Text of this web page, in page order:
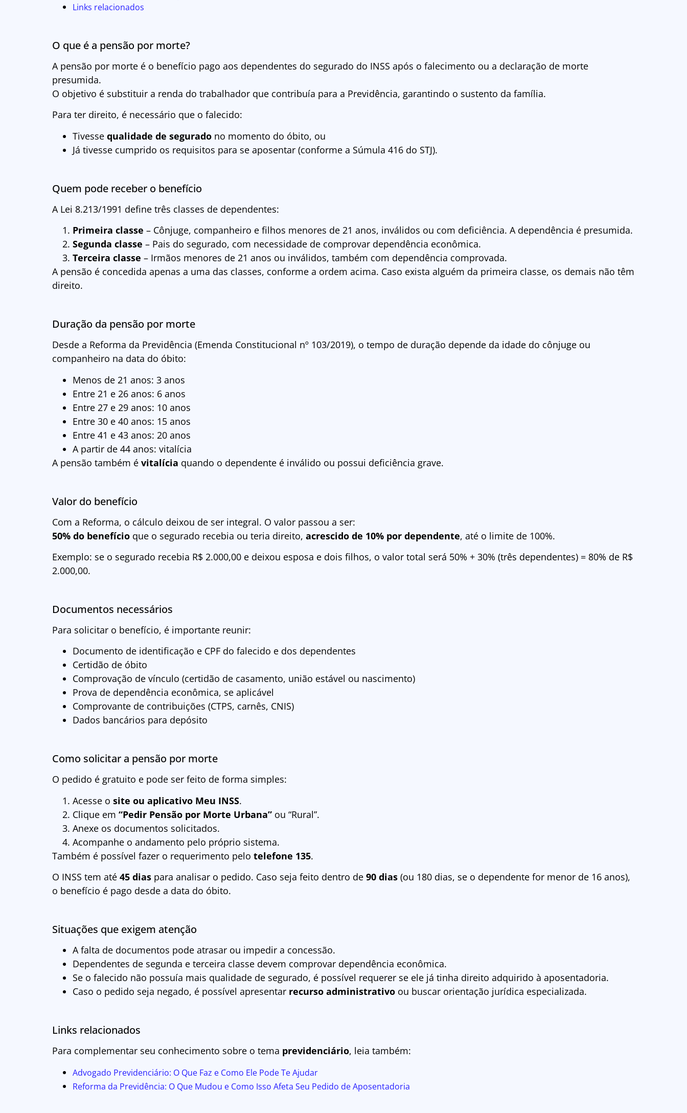
Links relacionados
O que é a pensão por morte?
A pensão por morte é o benefício pago aos dependentes do segurado do INSS após o falecimento ou a declaração de morte
presumida.
O objetivo é substituir a renda do trabalhador que contribuía para a Previdência, garantindo o sustento da família.
Para ter direito, é necessário que o falecido:
Tivesse qualidade de segurado no momento do óbito, ou
Já tivesse cumprido os requisitos para se aposentar (conforme a Súmula 416 do STJ).
Quem pode receber o benefício
A Lei 8.213/1991 define três classes de dependentes:
Primeira classe – Cônjuge, companheiro e filhos menores de 21 anos, inválidos ou com deficiência. A dependência é presumida.
Segunda classe – Pais do segurado, com necessidade de comprovar dependência econômica.
Terceira classe – Irmãos menores de 21 anos ou inválidos, também com dependência comprovada.
A pensão é concedida apenas a uma das classes, conforme a ordem acima. Caso exista alguém da primeira classe, os demais não têm
direito.
Duração da pensão por morte
Desde a Reforma da Previdência (Emenda Constitucional nº 103/2019), o tempo de duração depende da idade do cônjuge ou
companheiro na data do óbito:
Menos de 21 anos: 3 anos
Entre 21 e 26 anos: 6 anos
Entre 27 e 29 anos: 10 anos
Entre 30 e 40 anos: 15 anos
Entre 41 e 43 anos: 20 anos
A partir de 44 anos: vitalícia
A pensão também é vitalícia quando o dependente é inválido ou possui deficiência grave.
Valor do benefício
Com a Reforma, o cálculo deixou de ser integral. O valor passou a ser:
50% do benefício que o segurado recebia ou teria direito, acrescido de 10% por dependente, até o limite de 100%.
Exemplo: se o segurado recebia R$ 2.000,00 e deixou esposa e dois filhos, o valor total será 50% + 30% (três dependentes) = 80% de R$
2.000,00.
Documentos necessários
Para solicitar o benefício, é importante reunir:
Documento de identificação e CPF do falecido e dos dependentes
Certidão de óbito
Comprovação de vínculo (certidão de casamento, união estável ou nascimento)
Prova de dependência econômica, se aplicável
Comprovante de contribuições (CTPS, carnês, CNIS)
Dados bancários para depósito
Como solicitar a pensão por morte
O pedido é gratuito e pode ser feito de forma simples:
Acesse o site ou aplicativo Meu INSS.
Clique em “Pedir Pensão por Morte Urbana” ou “Rural”.
Anexe os documentos solicitados.
Acompanhe o andamento pelo próprio sistema.
Também é possível fazer o requerimento pelo telefone 135.
O INSS tem até 45 dias para analisar o pedido. Caso seja feito dentro de 90 dias (ou 180 dias, se o dependente for menor de 16 anos),
o benefício é pago desde a data do óbito.
Situações que exigem atenção
A falta de documentos pode atrasar ou impedir a concessão.
Dependentes de segunda e terceira classe devem comprovar dependência econômica.
Se o falecido não possuía mais qualidade de segurado, é possível requerer se ele já tinha direito adquirido à aposentadoria.
Caso o pedido seja negado, é possível apresentar recurso administrativo ou buscar orientação jurídica especializada.
Links relacionados
Para complementar seu conhecimento sobre o tema previdenciário, leia também:
Advogado Previdenciário: O Que Faz e Como Ele Pode Te Ajudar
Reforma da Previdência: O Que Mudou e Como Isso Afeta Seu Pedido de Aposentadoria